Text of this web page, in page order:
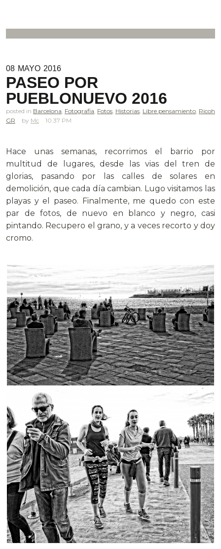
08 MAYO 2016
PASEO POR
PUEBLONUEVO 2016
posted in Barcelona, Fotografia, Fotos, Historias, Libre pensamiento, Ricoh
GR
Mc 10.37 PM
Hace unas semanas, recorrimos el barrio por
multitud de lugares, desde las vias del tren de
glorias, pasando por las calles de solares en
demolición, que cada día cambian. Lugo visitamos las
playas y el paseo. Finalmente, me quedo con este
par de fotos, de nuevo en blanco y negro, casi
pintando. Recupero el grano, y a veces recorto y doy
cromo.